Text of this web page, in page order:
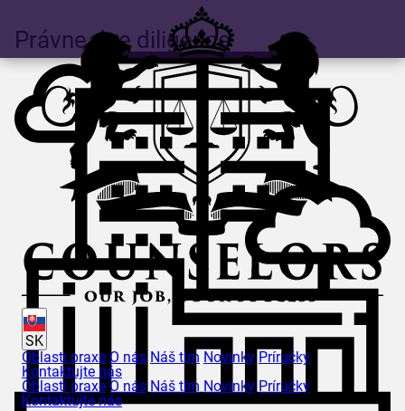
SK
Oblasti praxe O nás Náš tím Novinky Príručky
Kontaktujte nás
Oblasti praxe O nás Náš tím Novinky Príručky
Kontaktujte nás
Právne due diligence